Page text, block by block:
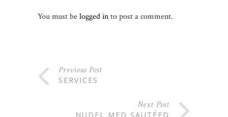
You must belogged into post a comment.
Previous Post
SERVICES
Next Post
NUDEL MED SAUTÉED